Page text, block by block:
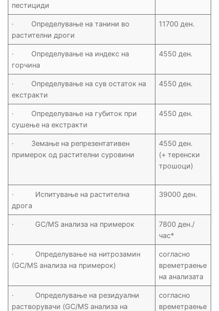
пестициди
· Определување на танини во
растителни дроги
11700 ден.
· Определување на индекс на
горчина
4550 ден.
· Определување на сув остаток на
екстракти
4550 ден.
· Определување на губиток при
сушење на екстракти
4550 ден.
· Земање на репрезентативен
примерок од растителни суровини
4550 ден.
(+ теренски
трошоци)
· Испитување на растителна
дрога
39000 ден.
· GC/MS анализа на примерок
7800 ден./
час*
· Oпределување на нитрозамин
(GC/MS анализа на примерок)
согласно
времетраење
на анализата
· Определување на резидуални
растворувачи (GC/MS анализа на
согласно
времетраење